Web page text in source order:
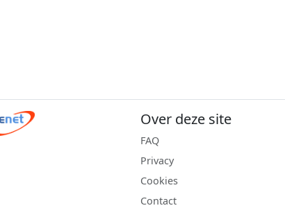
Over deze site
FAQ
Privacy
Cookies
Contact